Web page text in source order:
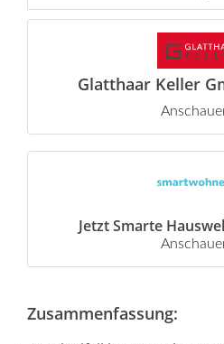
Glatthaar Keller
Jetzt Smarte
Zusammenfassung: